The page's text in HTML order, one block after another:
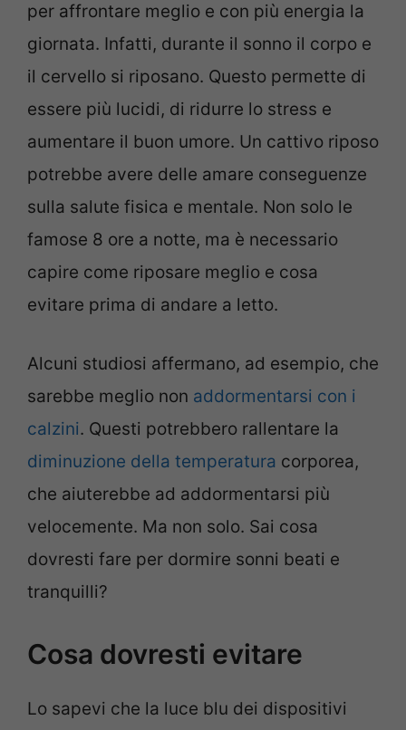
per affrontare meglio e con più energia la
giornata. Infatti, durante il sonno il corpo e
il cervello si riposano. Questo permette di
essere più lucidi, di ridurre lo stress e
aumentare il buon umore. Un cattivo riposo
potrebbe avere delle amare conseguenze
sulla salute fisica e mentale. Non solo le
famose 8 ore a notte, ma è necessario
capire come riposare meglio e cosa
evitare prima di andare a letto.
Alcuni studiosi affermano, ad esempio, che
sarebbe meglio non addormentarsi con i
calzini. Questi potrebbero rallentare la
diminuzione della temperatura corporea,
che aiuterebbe ad addormentarsi più
velocemente. Ma non solo. Sai cosa
dovresti fare per dormire sonni beati e
tranquilli?
Cosa dovresti evitare
Lo sapevi che la luce blu dei dispositivi